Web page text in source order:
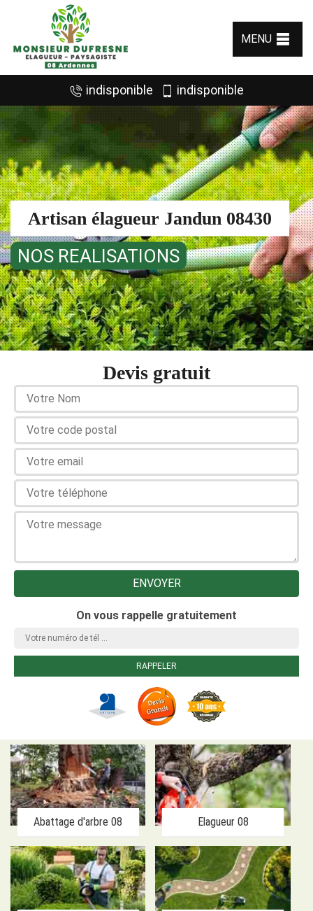
MENU
indisponible indisponible
Artisan élagueur Jandun 08430
NOS REALISATIONS
Devis gratuit
On vous rappelle gratuitement
Abattage d'arbre 08 Elagueur 08